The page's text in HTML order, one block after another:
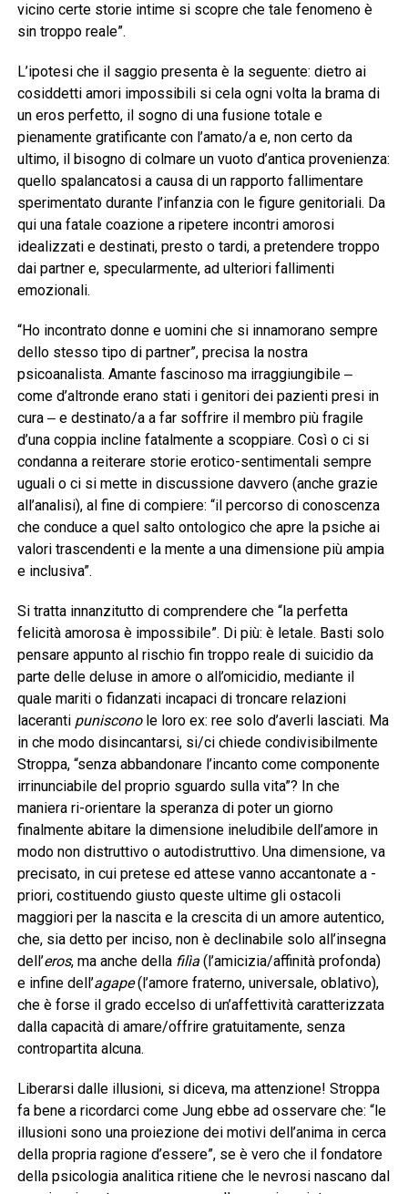
vicino certe storie intime si scopre che tale fenomeno è
sin troppo reale”.
L’ipotesi che il saggio presenta è la seguente: dietro ai
cosiddetti amori impossibili si cela ogni volta la brama di
un eros perfetto, il sogno di una fusione totale e
pienamente gratificante con l’amato/a e, non certo da
ultimo, il bisogno di colmare un vuoto d’antica provenienza:
quello spalancatosi a causa di un rapporto fallimentare
sperimentato durante l’infanzia con le figure genitoriali. Da
qui una fatale coazione a ripetere incontri amorosi
idealizzati e destinati, presto o tardi, a pretendere troppo
dai partner e, specularmente, ad ulteriori fallimenti
emozionali.
“Ho incontrato donne e uomini che si innamorano sempre
dello stesso tipo di partner”, precisa la nostra
psicoanalista. Amante fascinoso ma irraggiungibile ‒
come d’altronde erano stati i genitori dei pazienti presi in
cura ‒ e destinato/a a far soffrire il membro più fragile
d’una coppia incline fatalmente a scoppiare. Così o ci si
condanna a reiterare storie erotico-sentimentali sempre
uguali o ci si mette in discussione davvero (anche grazie
all’analisi), al fine di compiere: “il percorso di conoscenza
che conduce a quel salto ontologico che apre la psiche ai
valori trascendenti e la mente a una dimensione più ampia
e inclusiva”.
Si tratta innanzitutto di comprendere che “la perfetta
felicità amorosa è impossibile”. Di più: è letale. Basti solo
pensare appunto al rischio fin troppo reale di suicidio da
parte delle deluse in amore o all’omicidio, mediante il
quale mariti o fidanzati incapaci di troncare relazioni
laceranti punisconole loro ex: ree solo d’averli lasciati. Ma
in che modo disincantarsi, si/ci chiede condivisibilmente
Stroppa, “senza abbandonare l’incanto come componente
irrinunciabile del proprio sguardo sulla vita”? In che
maniera ri-orientare la speranza di poter un giorno
finalmente abitare la dimensione ineludibile dell’amore in
modo non distruttivo o autodistruttivo. Una dimensione, va
precisato, in cui pretese ed attese vanno accantonate a -
priori, costituendo giusto queste ultime gli ostacoli
maggiori per la nascita e la crescita di un amore autentico,
che, sia detto per inciso, non è declinabile solo all’insegna
dell’eros, ma anche della filìa(l’amicizia/affinità profonda)
e infine dell’agape(l’amore fraterno, universale, oblativo),
che è forse il grado eccelso di un’affettività caratterizzata
dalla capacità di amare/offrire gratuitamente, senza
contropartita alcuna.
Liberarsi dalle illusioni, si diceva, ma attenzione! Stroppa
fa bene a ricordarci come Jung ebbe ad osservare che: “le
illusioni sono una proiezione dei motivi dell’anima in cerca
della propria ragione d’essere”, se è vero che il fondatore
della psicologia analitica ritiene che le nevrosi nascano dal